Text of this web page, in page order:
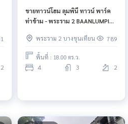
2
ขายทาวน์โฮม ลุมพินี ทาวน์ พาร์ค
ท่าข้าม - พระราม 2 BAANLUMPINI
พระราม 2 บางขุนเทียน
789
พื้นที่ : 18.00 ตร.ว.
4 3 2